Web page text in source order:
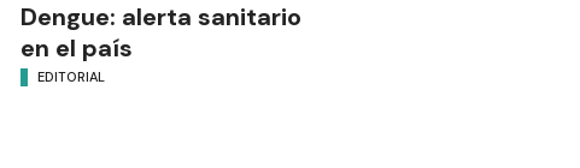
Dengue: alerta sanitario
en el país
EDITORIAL